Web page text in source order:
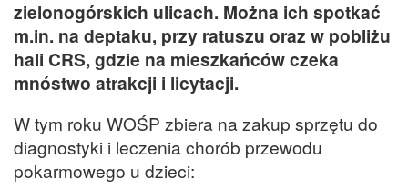
zielonogórskich ulicach. Można ich spotkać
m.in. na deptaku, przy ratuszu oraz w pobliżu
hali CRS, gdzie na mieszkańców czeka
mnóstwo atrakcji i licytacji.
W tym roku WOŚP zbiera na zakup sprzętu do
diagnostyki i leczenia chorób przewodu
pokarmowego u dzieci: